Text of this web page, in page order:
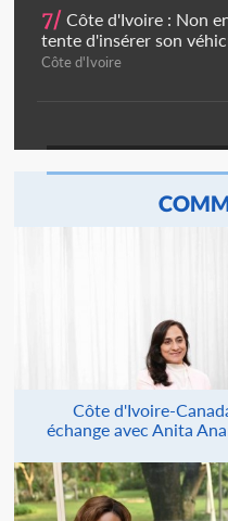
7/ Côte d'Ivoire : Non
tente d'insérer son
Côte d'Ivoire
Côte d'Ivoire-
échange avec Anita